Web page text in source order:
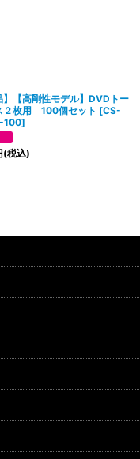
】【高剛性モデル】DVDトー
２枚用 100個セット [CS-
100]
(税込)